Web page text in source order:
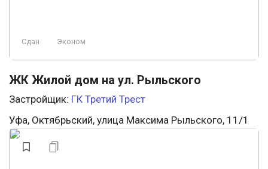
Сдан Эконом
ЖК Жилой дом на ул. Рыльского
Застройщик: ГК Третий Трест
Уфа, Октябрьский, улица Максима Рыльского, 11/1